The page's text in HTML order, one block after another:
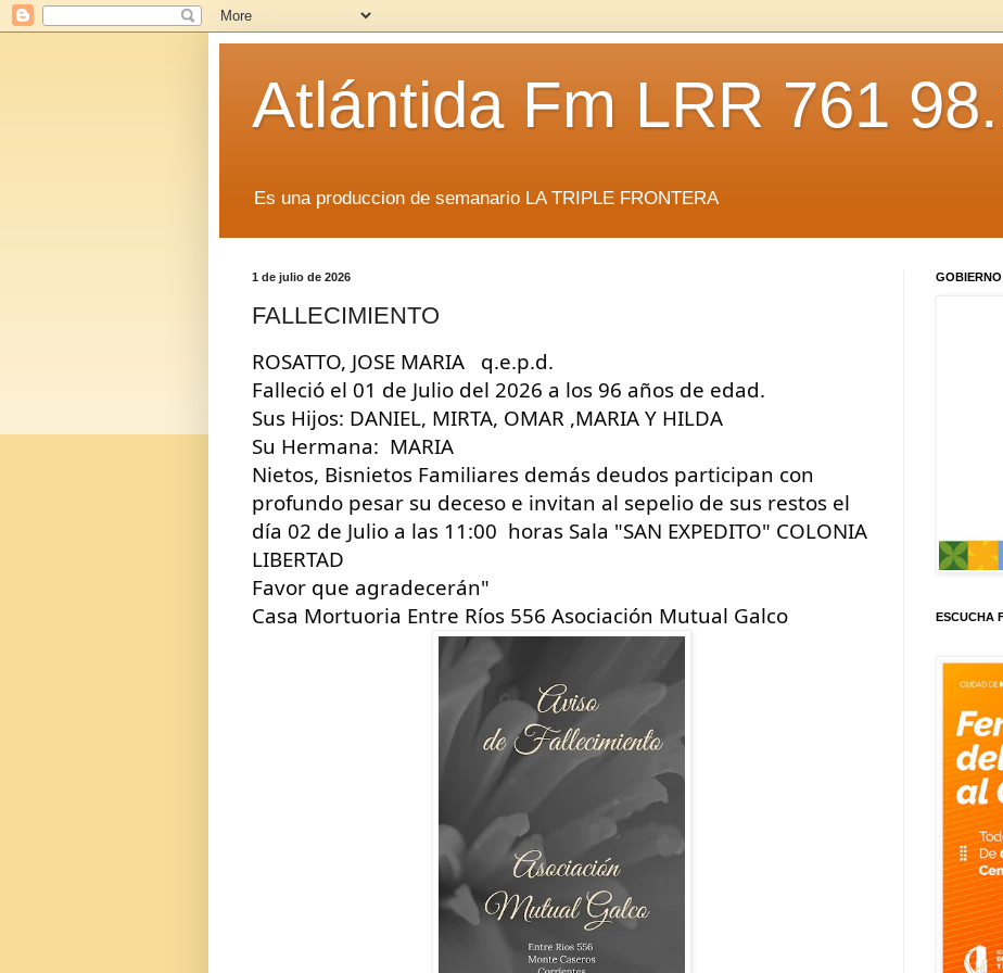
Atlántida Fm LRR 761
Es una produccion de semanario LA TRIPLE FRONTERA
1 de julio de 2026
FALLECIMIENTO
ROSATTO, JOSE MARIA   q.e.p.d.
Falleció el 01 de Julio del 2026 a los 96 años de edad.
Sus Hijos: DANIEL, MIRTA, OMAR ,MARIA Y HILDA
Su Hermana:  MARIA
Nietos, Bisnietos Familiares demás deudos participan con
profundo pesar su deceso e invitan al sepelio de sus restos el
día 02 de Julio a las 11:00  horas Sala "SAN EXPEDITO" COLONIA
LIBERTAD
Favor que agradecerán"
Casa Mortuoria Entre Ríos 556 Asociación Mutual Galco
ESCUCHA